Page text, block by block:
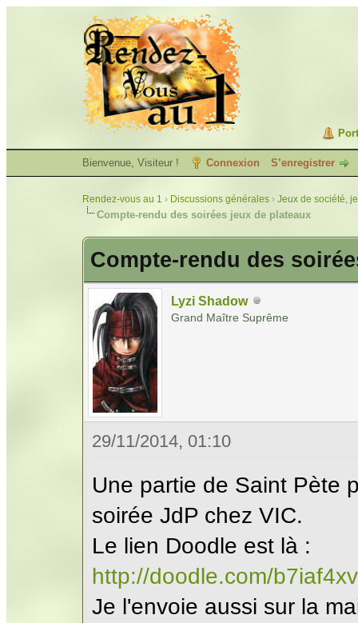
Bienvenue, Visiteur ! Connexion S’enregistrer
Rendez-vous au 1 › Discussions générales › Jeux de société,
Compte-rendu des soirées jeux de plateaux
Compte-rendu des
Lyzi Shadow
Grand Maître Suprême
29/11/2014, 01:10
Une partie de Saint Pète
soirée JdP chez VIC.
Le lien Doodle est là :
http://doodle.com/
Je l'envoie aussi sur la